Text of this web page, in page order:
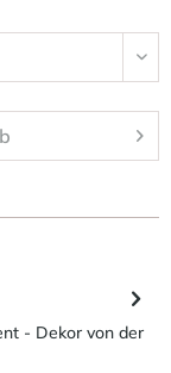
- Dekor von der